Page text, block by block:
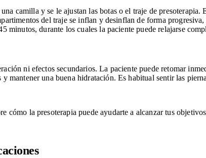
camilla y se le ajustan las botas o el traje de
del traje se inflan y desinflan de forma
minutos, durante los cuales la paciente puede relajarse
ni efectos secundarios. La paciente puede retomar
mantener una buena hidratación. Es habitual sentir las
cómo la presoterapia puede ayudarte a alcanzar tus